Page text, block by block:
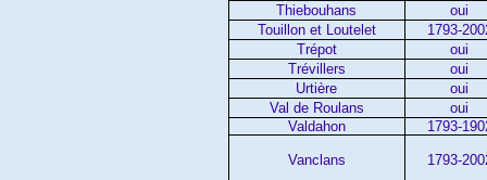
Thiebouhans
oui
Touillon et Loutelet
1793-
Trépot
oui
Trévillers
oui
Urtière
oui
Val de Roulans
oui
Valdahon
1793-
Vanclans 1793-